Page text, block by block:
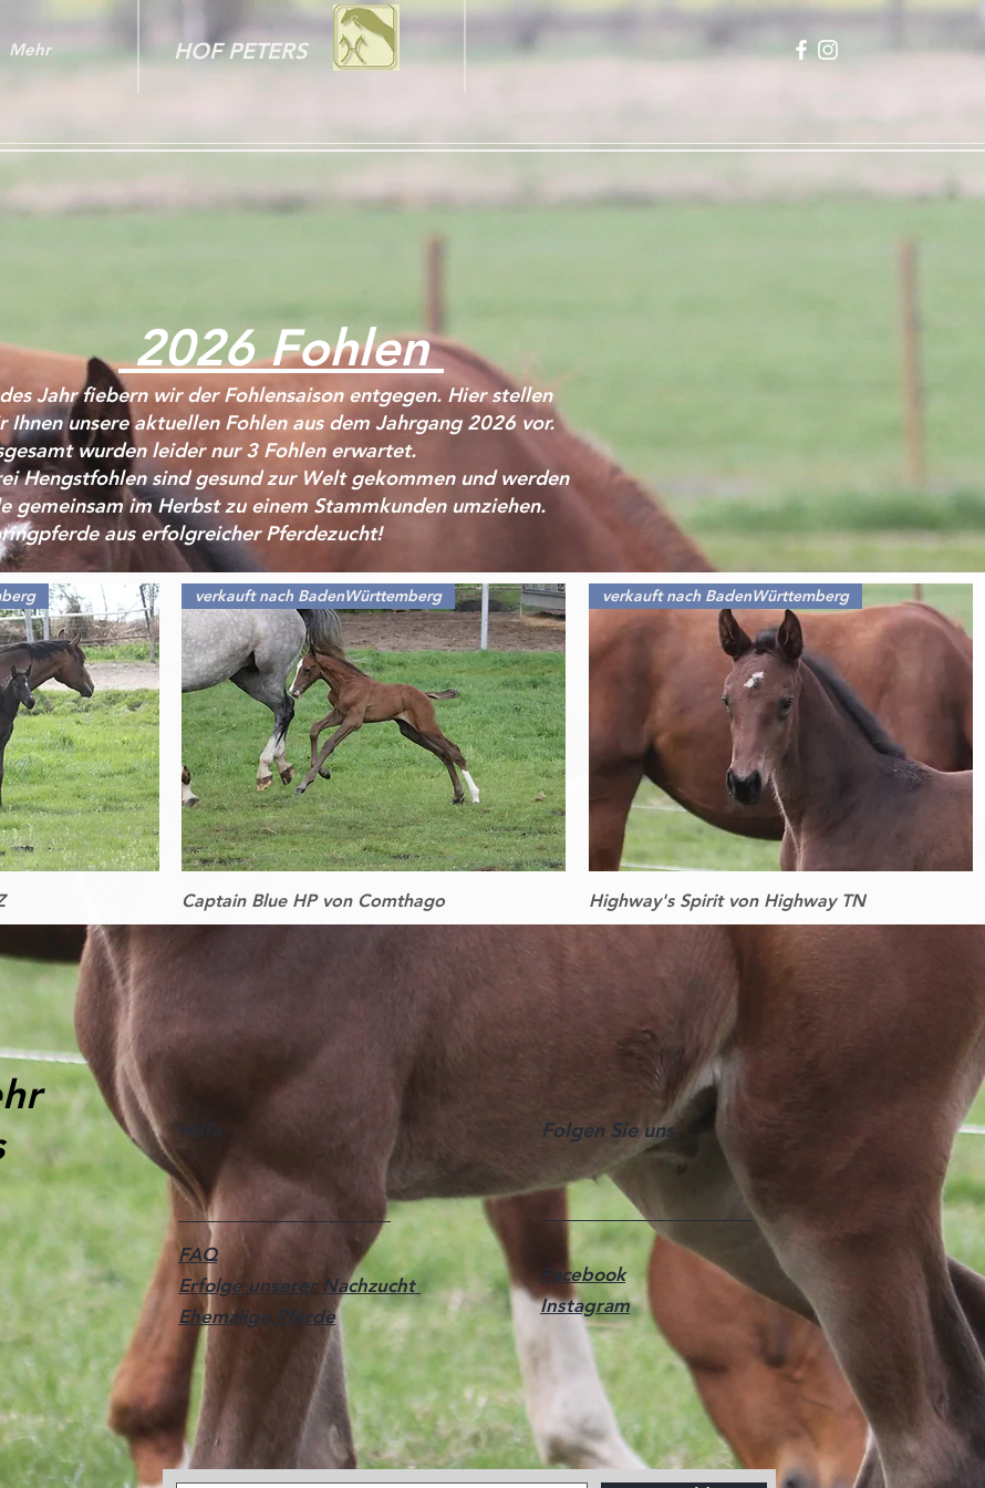
Mehr HOF PETERS
2026 Fohlen
Jahr fiebern wir der Fohlensaison entgegen. Hier stellen
Ihnen unsere aktuellen Fohlen aus dem Jahrgang 2026 vor.
wurden leider nur 3 Fohlen erwartet.
Hengstfohlen sind gesund zur Welt gekommen und werden
gemeinsam im Herbst zu einem Stammkunden umziehen.
aus erfolgreicher Pferdezucht!
Schnellansicht
verkauft nach BadenWürttemberg
Captain Blue HP von Comthago Schnellansicht
verkauft nach BadenWürttemberg
Highway's Spirit von Highway TN
Hilfe
FAQ
Erfolge unserer Nachzucht
Ehemalige Pferde
Folgen Sie uns
Facebook
Instagram